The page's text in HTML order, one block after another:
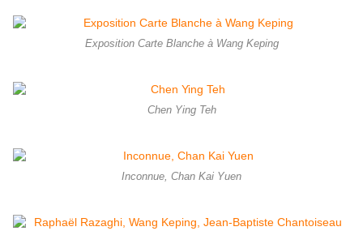
Exposition Carte Blanche à Wang Keping
Chen Ying Teh
Inconnue, Chan Kai Yuen